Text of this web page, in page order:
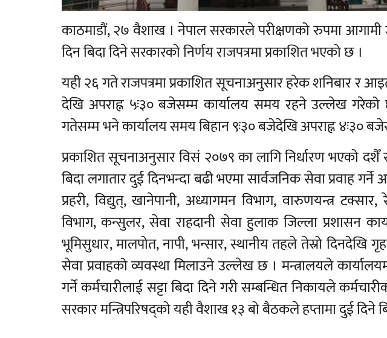
काठमाडौं, २७ वैशाख । नेपाल सरकारले परीक्षणको रुपमा
दिन बिदा दिने सरकारको निर्णय राजपत्रमा प्रकाशित भएको छ ।
यही २६ गते राजपत्रमा प्रकाशित सूचनाअनुसार हरेक शनिबार र
देखि अपराह्न ५ः३० बजेसम्म कार्यालय समय रहने उल्लेख गरेको
गतेसम्म भने कार्यालय समय बिहान ९ः३० बजेदेखि अपराह्न ४ः३०
प्रकाशित सूचनाअनुसार विसं २०७९ का लागि निर्धारण भएको दशैँ
बिदा लगातार दुई दिनभन्दा बढी भएमा सार्वजनिक सेवा प्रवाह
प्रहरी, विद्युत्, खानेपानी, अध्यागमन विभाग, वारुणयन्त्र
विभाग, कन्सुलर, सेवा राहदानी सेवा हुलाक जिल्ला प्रशासन
भूमिसुधार, मालपोत, नापी, भन्सार, स्थानीय तहले तेस्रो दिनदेखि
सेवा प्रवाहको व्यवस्था मिलाउने उल्लेख छ । मन्त्रालयले
गर्ने कर्मचारीलाई सट्टा बिदा दिने गरी सम्बन्धित निकायले
सरकार मन्त्रिपरिषद्को यही वैशाख १३ बो बैठकले हप्तामा दुई दिने